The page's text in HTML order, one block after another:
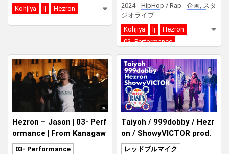
Kohjiya
lj Hezron
2024
HipHop / Rap
企画, スタ
ジオライブ
Kohjiya
lj
Hezron
03- Performance
Hezron – Jason | 03- Perf
ormance | From Kanagaw
a
03- Performance
Taiyoh / 999dobby / Hezr
on / ShowyVICTOR prod.
by VLOT | Red Bull RASEN
レッドブルマイク